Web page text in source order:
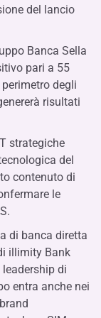
del lancio
Banca Sella
pari a 55
degli
risultati
strategiche
del
contenuto di
le
di banca diretta
illimity Bank
di
entra anche nei